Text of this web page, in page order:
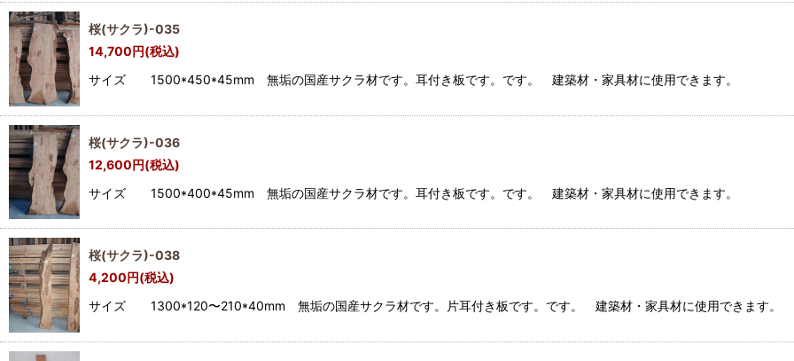
桜(サクラ)-035
14,700円(税込)
サイズ 1500*450*45mm 無垢の国産サクラ材です。耳付き板です。です。 建築材・家具材に使用できます。
桜(サクラ)-036
12,600円(税込)
サイズ 1500*400*45mm 無垢の国産サクラ材です。耳付き板です。です。 建築材・家具材に使用できます。
桜(サクラ)-038
4,200円(税込)
サイズ 1300*120〜210*40mm 無垢の国産サクラ材です。片耳付き板です。です。 建築材・家具材に使用できま